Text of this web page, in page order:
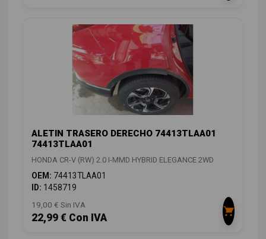
ALETIN TRASERO DERECHO 74413TLAA01
74413TLAA01
HONDA CR-V (RW) 2.0 I-MMD HYBRID ELEGANCE 2WD
OEM: 74413TLAA01
ID: 1458719
19,00 € Sin IVA
22,99 € Con IVA